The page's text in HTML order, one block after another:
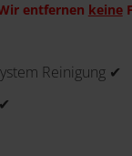
entfernen keine
Reinigung ✔